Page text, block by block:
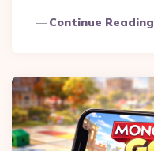
Continue Reading